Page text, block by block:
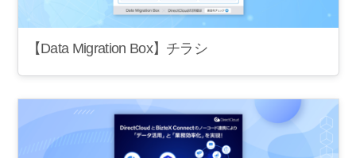
【Data Migration Box】チラシ